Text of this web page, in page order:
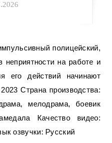
неприятности на работе и
его действий начинают
Страна производства:
мелодрама, боевик
Качество видео:
озвучки: Русский